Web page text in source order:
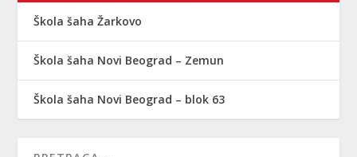
Škola šaha Žarkovo
Škola šaha Novi Beograd – Zemun
Škola šaha Novi Beograd – blok 63